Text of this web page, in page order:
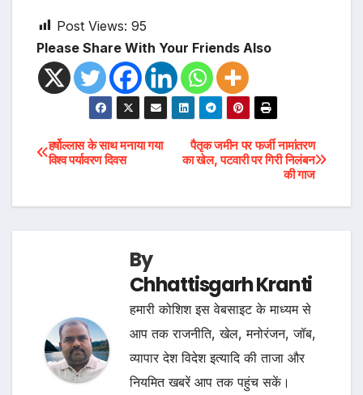
Post Views: 95
Please Share With Your Friends Also
Post
पैतृक जमीन पर फर्जी नामांतरण
का खेल, पटवारी पर गिरी निलंबन
की गाज
हर्षोल्लास के साथ मनाया गया
विश्व पर्यावरण दिवस
By
Chhattisgarh Kranti
हमारी कोशिश इस वेबसाइट के माध्यम से
आप तक राजनीति, खेल, मनोरंजन, जॉब,
व्यापार देश विदेश इत्यादि की ताजा और
नियमित खबरें आप तक पहुंच सकें।